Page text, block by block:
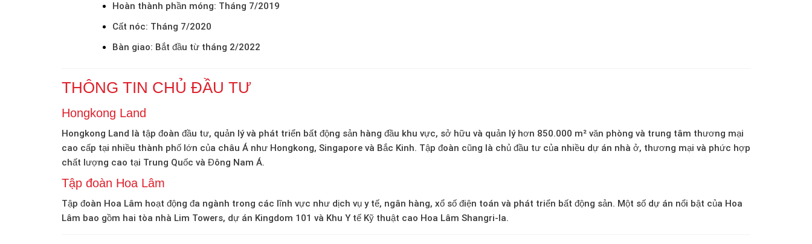
Hoàn thành phần móng: Tháng 7/2019
Cất nóc: Tháng 7/2020
Bàn giao: Bắt đầu từ tháng 2/2022
THÔNG TIN CHỦ ĐẦU TƯ
Hongkong Land
Hongkong Land là tập đoàn đầu tư, quản lý và phát triển bất động sản hàng đầu khu vực, sở hữu và quản lý hơn 850.000 m² văn phòng và trung tâm thương mại
cao cấp tại nhiều thành phố lớn của châu Á như Hongkong, Singapore và Bắc Kinh. Tập đoàn cũng là chủ đầu tư của nhiều dự án nhà ở, thương mại và phức hợp
chất lượng cao tại Trung Quốc và Đông Nam Á.
Tập đoàn Hoa Lâm
Tập đoàn Hoa Lâm hoạt động đa ngành trong các lĩnh vực như dịch vụ y tế, ngân hàng, xổ số điện toán và phát triển bất động sản. Một số dự án nổi bật của Hoa
Lâm bao gồm hai tòa nhà Lim Towers, dự án Kingdom 101 và Khu Y tế Kỹ thuật cao Hoa Lâm Shangri-la.